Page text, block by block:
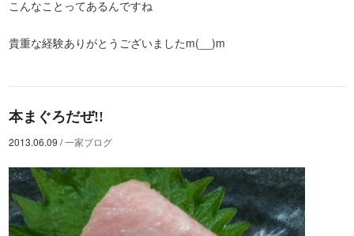
こんなことってあるんですね
貴重な経験ありがとうございましたm(__)m
本まぐろだぜ!!
2013.06.09 /一家ブログ